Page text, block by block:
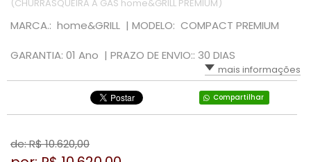
(CHURRASQUEIRA A GÁS home&GRILL PREMIUM)
MARCA.: home&GRILL | MODELO: COMPACT PREMIUM
GARANTIA: 01 Ano | PRAZO DE ENVIO:: 30 DIAS
mais informações
Compartilhar
de: R$10.620,00